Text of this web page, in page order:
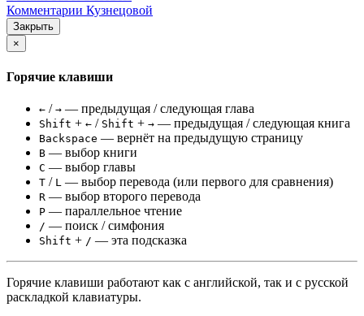
Комментарии Кузнецовой
Закрыть
×
Горячие клавиши
← / → — предыдущая / следующая глава
Shift + ← / Shift + → — предыдущая / следующая книга
Backspace — вернёт на предыдущую страницу
B — выбор книги
C — выбор главы
T / L — выбор перевода (или первого для сравнения)
R — выбор второго перевода
P — параллельное чтение
/ — поиск / симфония
Shift + / — эта подсказка
Горячие клавиши работают как с английской, так и с русской
раскладкой клавиатуры.